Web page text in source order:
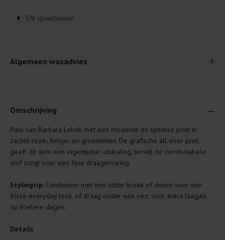
5% spaarbonus!
Algemeen wasadvies
Je wilt natuurlijk lang plezier hebben van je nieuwe kleding.
Daarom geven wij een aantal algemene was-tips:
Lees altijd eerst even het was-etiket.
Was kleding binnenste buiten. Dat beschermt de
buitenkant.
Wees zuinig met wasmiddel. Per kledingstuk is een drupje
Omschrijving
Polo van Barbara Lebek met een moderne en speelse print in
zachte roze-, beige- en groentinten. De grafische all-over print
geeft dit item een eigentijdse uitstraling, terwijl de comfortabele
stof zorgt voor een fijne draagervaring.
Stylingtip: Combineer met een lichte broek of denim voor een
frisse everyday look, of draag onder een vest voor extra laagjes
op koelere dagen.
Details